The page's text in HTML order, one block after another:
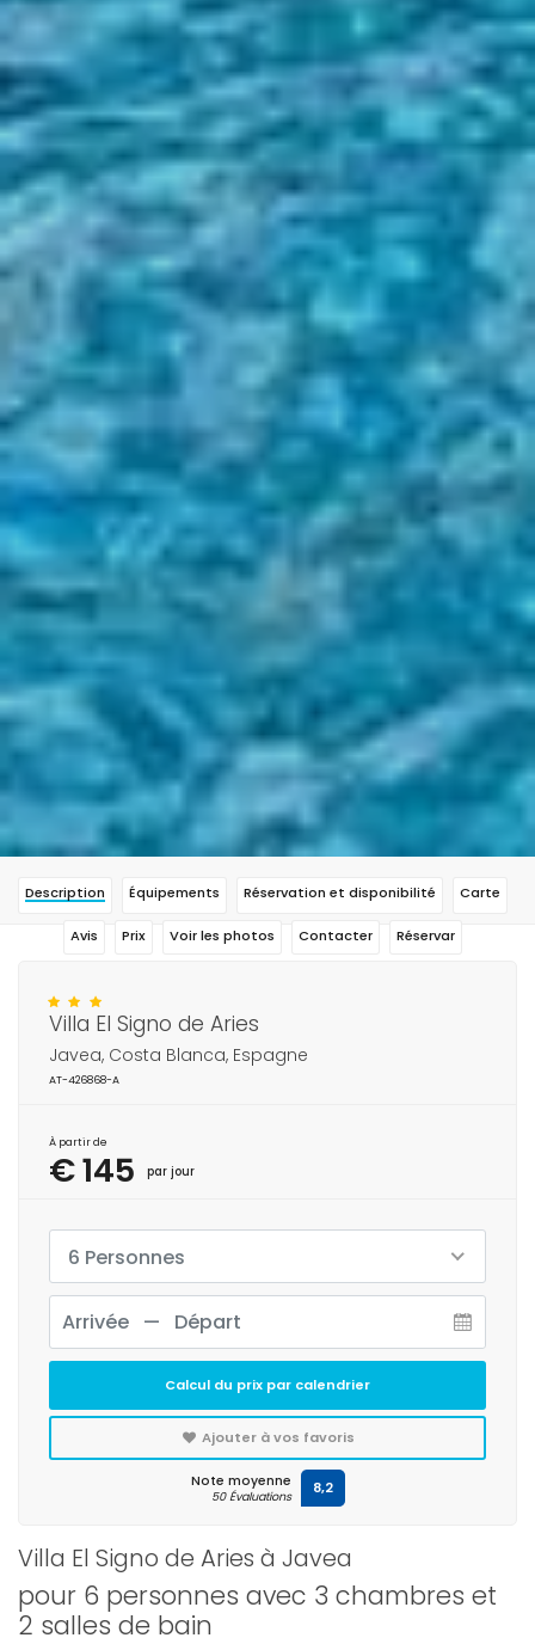
Description Équipements Réservation et disponibilité Carte
Avis Prix Voir les photos Contacter Réservar
Villa El Signo de Aries à Javea
pour 6 personnes avec 3 chambres et
2 salles de bain
Villa El Signo de Aries
Javea, Costa Blanca, Espagne
AT-426868-A
À partir de
€ 145 par jour
6 Personnes
Calcul du prix par calendrier
Ajouter à vos favoris
Note moyenne
50 Évaluations 8,2